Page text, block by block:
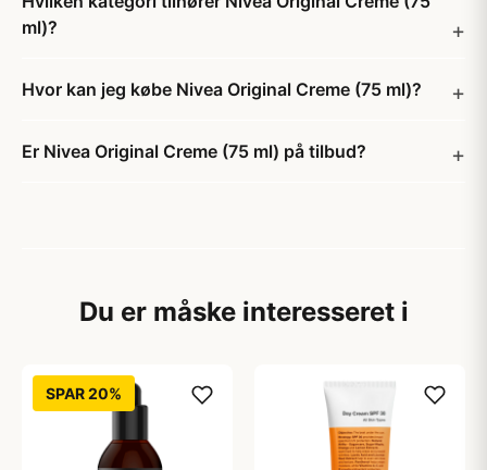
ml)?
Hvor kan jeg købe Nivea Original Creme (75 ml)?
Er Nivea Original Creme (75 ml) på tilbud?
Du er måske interesseret i
SPAR 20%